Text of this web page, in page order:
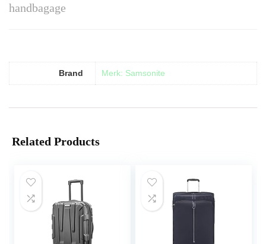
handbagage
Brand Merk: Samsonite
Related Products